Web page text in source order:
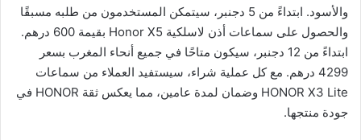
والأسود. ابتداءً من 5 دجنبر، سيتمكن المستخدمون من طلبه مسبقًا
والحصول على سماعات أذن لاسلكية Honor X5 بقيمة 600 درهم.
ابتداءً من 12 دجنبر، سيكون متاحًا في جميع أنحاء المغرب بسعر
4299 درهم. مع كل عملية شراء، سيستفيد العملاء من سماعات
HONOR X3 Lite وضمان لمدة عامين، مما يعكس ثقة HONOR في
جودة منتجها.